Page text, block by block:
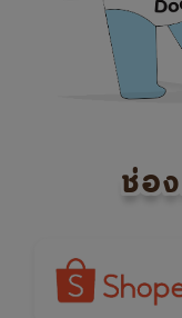
ช่อ